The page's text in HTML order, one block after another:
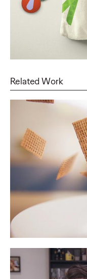
Related Work